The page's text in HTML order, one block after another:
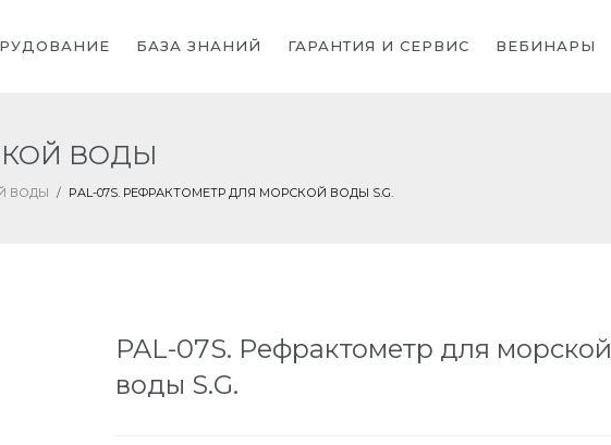
БАЗА ЗНАНИЙ ГАРАНТИЯ И СЕРВИС ВЕБИНАРЫ
ВОДЫ
ВОДЫ / PAL-07S. РЕФРАКТОМЕТР ДЛЯ МОРСКОЙ ВОДЫ S.G.
PAL-07S. Рефрактометр для морской
воды S.G.